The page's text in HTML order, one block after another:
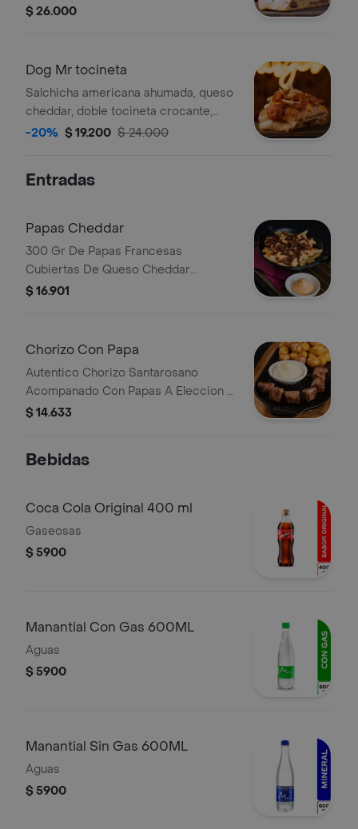
tocineta crocante, rodajas de piña a
$ 26.000
Dog Mr tocineta
Salchicha americana ahumada, queso
cheddar, doble tocineta crocante,
salsa de tomate y mostaza.
-20% $ 19.200 $ 24.000
Entradas
Papas Cheddar
300 Gr De Papas Francesas
Cubiertas De Queso Cheddar
Derretido Y Tocineta Crocante En
$ 16.901
Chorizo Con Papa
Autentico Chorizo Santarosano
Acompanado Con Papas A Eleccion Y
Salsas.
$ 14.633
Bebidas
Coca Cola Original 400 ml
Gaseosas
$ 5900
Manantial Con Gas 600ML
Aguas
$ 5900
Manantial Sin Gas 600ML
Aguas
$ 5900